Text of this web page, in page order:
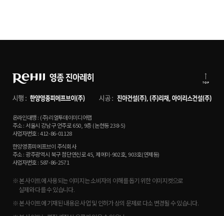
온라인대행 : (주)리얼투데이미디어랩
주소 : 서울시 강남구 언주로 650, 9층 (논현동 238-5)
사업자번호 : 412-86-01128
한양영종피에프브이 주식회사
주소 : 광주광역시 북구 첨단연신로 45, 제에이-902호, 903호(연제동)
사업자번호 : 587-86-2571
※ 본 사이트에 사용되는 이미지는 소비자의 이해를 돕기 위한 이미지컷으로
실제와 다를 수 있습니다.
※ 본 사이트에 기재된 내용은 사업 및 인허가 상의 문제로 다소 변경될 수 있습니다.